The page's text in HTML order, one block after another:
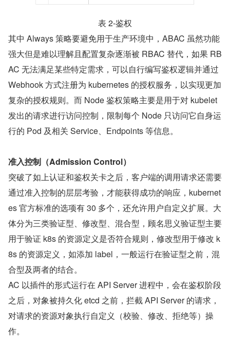
表 2-鉴权
其中 Always 策略要避免用于生产环境中，ABAC 虽然功能
强大但是难以理解且配置复杂逐渐被 RBAC 替代，如果 RB
AC 无法满足某些特定需求，可以自行编写鉴权逻辑并通过
Webhook 方式注册为 kubernetes 的授权服务，以实现更加
复杂的授权规则。而 Node 鉴权策略主要是用于对 kubelet
发出的请求进行访问控制，限制每个 Node 只访问它自身运
行的 Pod 及相关 Service、Endpoints 等信息。
准入控制（Admission Control）
突破了如上认证和鉴权关卡之后，客户端的调用请求还需要
通过准入控制的层层考验，才能获得成功的响应，kubernet
es 官方标准的选项有 30 多个，还允许用户自定义扩展。大
体分为三类验证型、修改型、混合型，顾名思义验证型主要
用于验证 k8s 的资源定义是否符合规则，修改型用于修改 k
8s 的资源定义，如添加 label，一般运行在验证型之前，混
合型及两者的结合。
AC 以插件的形式运行在 API Server 进程中，会在鉴权阶段
之后，对象被持久化 etcd 之前，拦截 API Server 的请求，
对请求的资源对象执行自定义（校验、修改、拒绝等）操
作。